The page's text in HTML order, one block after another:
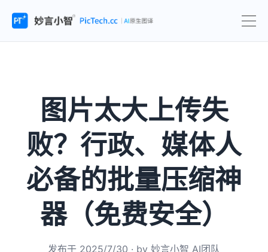
图片太大上传失
败？行政、媒体人
必备的批量压缩神
器（免费安全）
发布于 2025/7/30 · by 妙言小智 AI团队